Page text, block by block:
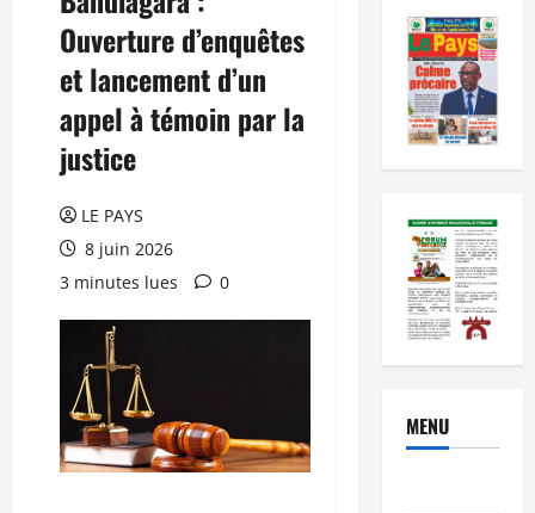
Ouverture d’enquêtes
et lancement d’un
appel à témoin par la
justice
LE PAYS
8 juin 2026
3 minutes lues
0
MENU